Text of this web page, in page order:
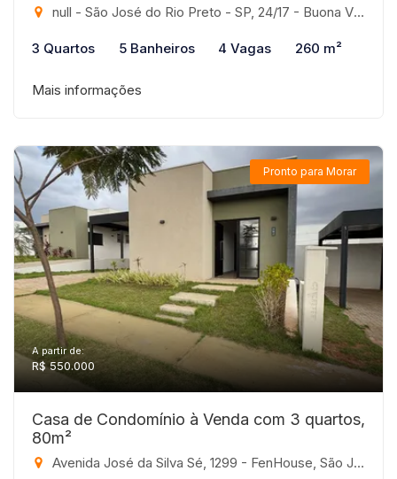
null - São José do Rio Preto - SP, 24/17 - Buona Vita, São José do Rio Preto-SP
3 Quartos 5 Banheiros 4 Vagas 260 m²
Mais informações
Pronto para Morar
A partir de:
R$ 550.000
Casa de Condomínio à Venda com 3 quartos,
80m²
Avenida José da Silva Sé, 1299 - FenHouse, São José do Rio Preto-SP